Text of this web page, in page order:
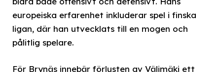
europeiska erfarenhet inkluderar spel i finska
ligan, där han utvecklats till en mogen och
pålitlig spelare.
För Brynäs innebär förlusten av Välimäki ett